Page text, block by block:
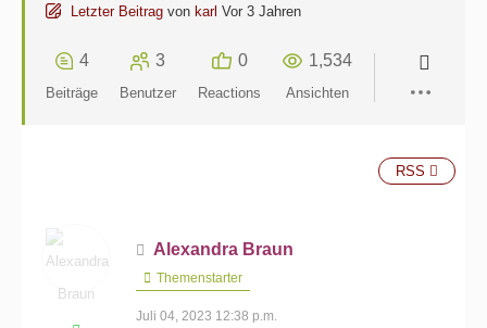
Letzter Beitrag von karl Vor 3 Jahren
4
Beiträge
3
Benutzer
0
Reactions
1,534
Ansichten
RSS
Alexandra Braun
Themenstarter
Juli 04, 2023 12:38 p.m.